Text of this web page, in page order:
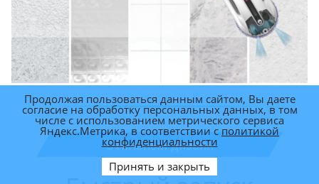
Стильный дизайн
Продолжая пользоваться данным сайтом, Вы даете
согласие на обработку персональных данных, в том
числе с использованием метрического сервиса
Яндекс.Метрика, в соответствии с политикой
конфиденциальности
Принять и закрыть